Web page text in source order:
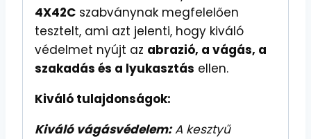
4X42C szabványnak megfelelően
tesztelt, ami azt jelenti, hogy kiváló
védelmet nyújt az abrazió, a vágás, a
szakadás és a lyukasztás ellen.
Kiváló tulajdonságok:
Kiváló vágásvédelem:A kesztyű